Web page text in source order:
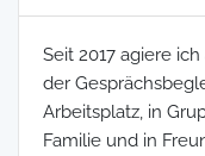
Seit 2017 agiere
der
Arbeitsplatz, in
Familie und in